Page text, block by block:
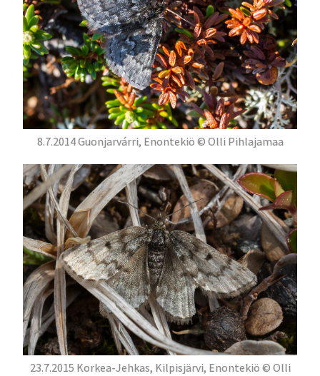
8.7.2014 Guonjarvárri, Enontekiö © Olli Pihlajamaa
23.7.2015 Korkea-Jehkas, Kilpisjärvi, Enontekiö © Olli